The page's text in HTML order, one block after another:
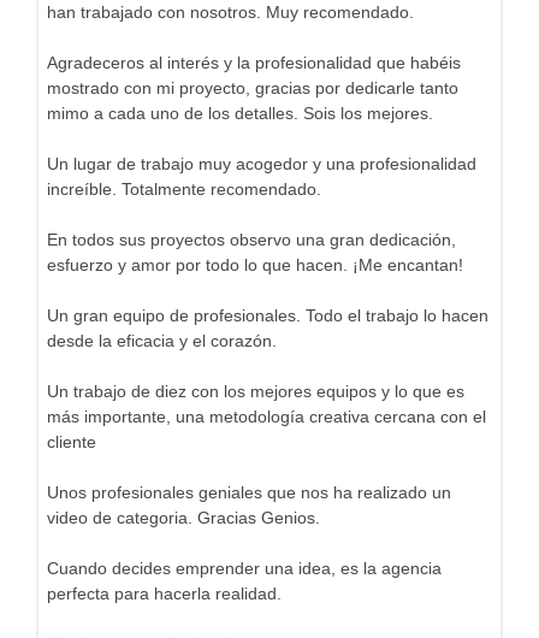
han trabajado con nosotros. Muy recomendado.
Agradeceros al interés y la profesionalidad que habéis
mostrado con mi proyecto, gracias por dedicarle tanto
mimo a cada uno de los detalles. Sois los mejores.
Un lugar de trabajo muy acogedor y una profesionalidad
increíble. Totalmente recomendado.
En todos sus proyectos observo una gran dedicación,
esfuerzo y amor por todo lo que hacen. ¡Me encantan!
Un gran equipo de profesionales. Todo el trabajo lo hacen
desde la eficacia y el corazón.
Un trabajo de diez con los mejores equipos y lo que es
más importante, una metodología creativa cercana con el
cliente
Unos profesionales geniales que nos ha realizado un
video de categoria. Gracias Genios.
Cuando decides emprender una idea, es la agencia
perfecta para hacerla realidad.